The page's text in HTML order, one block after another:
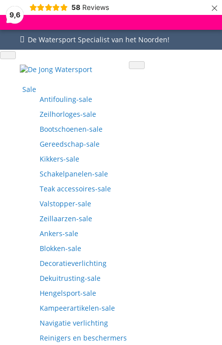
9,6
58 Reviews ×
De Watersport Specialist van het Noorden!
Uitstekende service
Sale
Antifouling-sale
Zeilhorloges-sale
Bootschoenen-sale
Gereedschap-sale
Kikkers-sale
Schakelpanelen-sale
Teak accessoires-sale
Valstopper-sale
Zeillaarzen-sale
Ankers-sale
Blokken-sale
Decoratieverlichting
Dekuitrusting-sale
Hengelsport-sale
Kampeerartikelen-sale
Navigatie verlichting
Reinigers en beschermers